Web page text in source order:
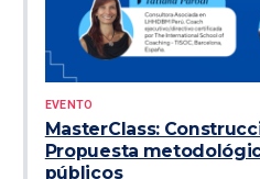
EVENTO
MasterClass:
Propuesta
públicos